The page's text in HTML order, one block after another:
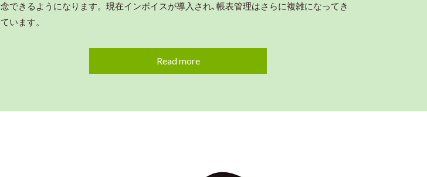
念できるようになります。現在インボイスが導入され､帳表管理はさらに複雑になってき
ています。
Read more